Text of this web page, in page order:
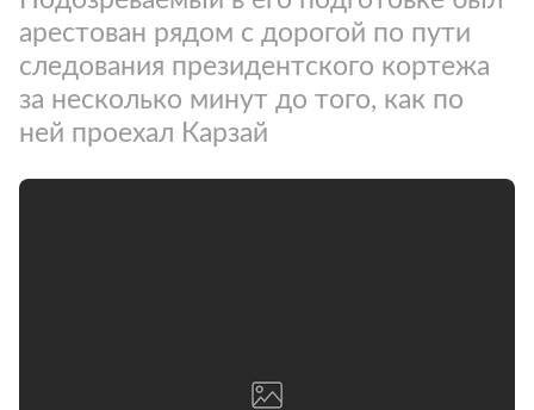
арестован рядом с дорогой по пути
следования президентского кортежа
за несколько минут до того, как по
ней проехал Карзай